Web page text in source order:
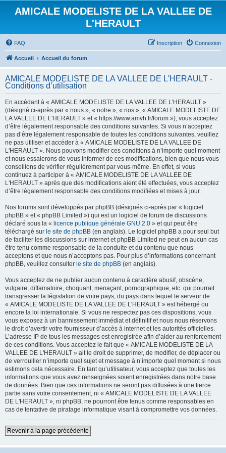
AMICALE MODELISTE DE LA VALLEE DE
L'HERAULT
FAQ Connexion
Inscription
Accueil Accueil du forum
AMICALE MODELISTE DE LA VALLEE DE L'HERAULT -
Conditions d’utilisation
En accédant à « AMICALE MODELISTE DE LA VALLEE DE L'HERAULT »
(désigné ci-après par « nous », « notre », « nos », « AMICALE MODELISTE DE
LA VALLEE DE L'HERAULT » et « https://www.amvh.fr/forum »), vous acceptez
d’être légalement responsable des conditions suivantes. Si vous n’acceptez
pas d’être légalement responsable de toutes les conditions suivantes, veuillez
ne pas utiliser et accéder à « AMICALE MODELISTE DE LA VALLEE DE
L'HERAULT ». Nous pouvons modifier ces conditions à n’importe quel moment
et nous essaierons de vous informer de ces modifications, bien que nous vous
conseillons de vérifier régulièrement par vous-même. En effet, si vous
continuez à participer à « AMICALE MODELISTE DE LA VALLEE DE
L'HERAULT » après que des modifications aient été effectuées, vous acceptez
d’être légalement responsable des conditions modifiées et mises à jour.
Nos forums sont développés par phpBB (désignés ci-après par « logiciel
phpBB » et « phpBB Limited ») qui est un logiciel de forum de discussions
déclaré sous la « licence publique générale GNU 2.0 » et qui peut être
téléchargé sur le site de phpBB (en anglais). Le logiciel phpBB a pour seul but
de faciliter les discussions sur internet et phpBB Limited ne peut en aucun cas
être tenu comme responsable de la conduite et du contenu que nous
acceptons et que nous n’acceptons pas. Pour plus d’informations concernant
phpBB, veuillez consulter le site de phpBB (en anglais).
Vous acceptez de ne publier aucun contenu à caractère abusif, obscène,
vulgaire, diffamatoire, choquant, menaçant, pornographique, etc. qui pourrait
transgresser la législation de votre pays, du pays dans lequel le serveur de
« AMICALE MODELISTE DE LA VALLEE DE L'HERAULT » est hébergé ou
encore la loi internationale. Si vous ne respectez pas ces dispositions, vous
vous exposez à un bannissement immédiat et définitif et nous nous réservons
le droit d’avertir votre fournisseur d’accès à internet et les autorités officielles.
L’adresse IP de tous les messages est enregistrée afin d’aider au renforcement
de ces conditions. Vous acceptez le fait que « AMICALE MODELISTE DE LA
VALLEE DE L'HERAULT » ait le droit de supprimer, de modifier, de déplacer ou
de verrouiller n’importe quel sujet et message à n’importe quel moment si nous
estimons cela nécessaire. En tant qu’utilisateur, vous acceptez que toutes les
informations que vous avez renseignées soient enregistrées dans notre base
de données. Bien que ces informations ne seront pas diffusées à une tierce
partie sans votre consentement, ni « AMICALE MODELISTE DE LA VALLEE
DE L'HERAULT », ni phpBB, ne pourront être tenus comme responsables en
cas de tentative de piratage informatique visant à compromettre vos données.
Revenir à la page précédente